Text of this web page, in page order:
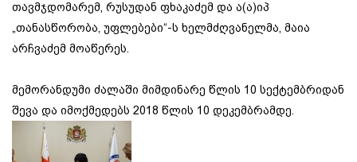
თავმჯდომარემ, რუსუდან ფხაკაძემ და ა(ა)იპ
„თანასწორობა, უფლებები“-ს ხელმძღვანელმა, მაია
არჩვაძემ მოაწერეს.
მემორანდუმი ძალაში მიმდინარე წლის 10 სექტემბრიდან
შევა და იმოქმედებს 2018 წლის 10 დეკემბრამდე.